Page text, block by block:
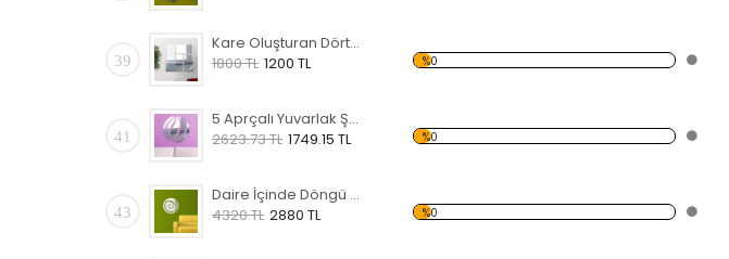
39
Kare Oluşturan Dörtgenler Dekoratif Kırılmaz Ayna
1800 TL 1200 TL %0
41
5 Aprçalı Yuvarlak Şekilli Dekoratif Kırılmaz Ayna
2623.73 TL 1749.15 TL %0
43
Daire İçinde Döngü Dekoratif Kırılmaz Ayna
4320 TL 2880 TL %0